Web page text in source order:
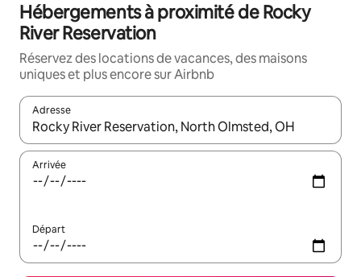
Hébergements à proximité de Rocky
River Reservation
Réservez des locations de vacances, des maisons
uniques et plus encore sur Airbnb
Adresse
Lorsque les résultats s'affichent, utilisez les flèches vers le
Arrivée
Départ